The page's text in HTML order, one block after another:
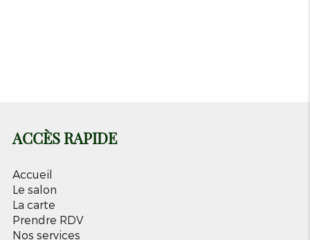
ACCÈS RAPIDE
Accueil
Le salon
La carte
Prendre RDV
Nos services